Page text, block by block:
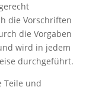
die Vorschriften
die Vorgaben
wird in jedem
durchgeführt.
Teile und